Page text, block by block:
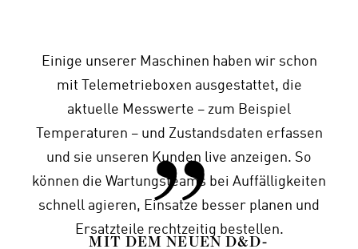
Einige unserer Maschinen haben wir schon
mit Telemetrieboxen ausgestattet, die
aktuelle Messwerte – zum Beispiel
Temperaturen – und Zustandsdaten erfassen
und sie unseren Kunden live anzeigen. So
können die Wartungsteams bei Auffälligkeiten
schnell agieren, Einsatze besser planen und
Ersatzteile rechtzeitig bestellen.
MIT DEM NEUEN D&D-